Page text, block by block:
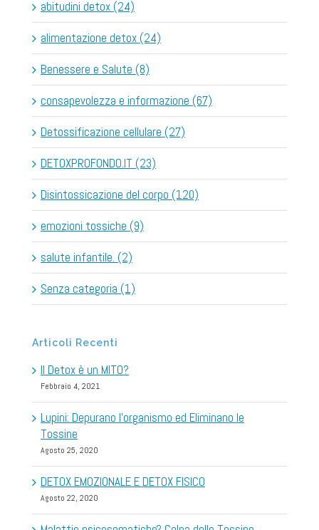
abitudini detox (24)
alimentazione detox (24)
Benessere e Salute (8)
consapevolezza e informazione (67)
Detossificazione cellulare (27)
DETOXPROFONDO.IT (23)
Disintossicazione del corpo (120)
emozioni tossiche (9)
salute infantile. (2)
Senza categoria (1)
Articoli Recenti
Il Detox è un MITO?
Febbraio 4, 2021
Lupini: Depurano l’organismo ed Eliminano le
Tossine
Agosto 25, 2020
DETOX EMOZIONALE E DETOX FISICO
Agosto 22, 2020